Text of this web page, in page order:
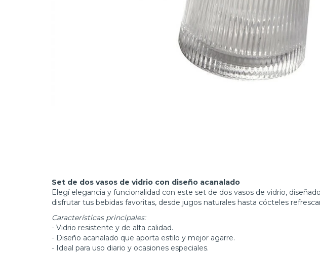
Set de dos vasos de vidrio con diseño acanalado
Elegí elegancia y funcionalidad con este set de dos vasos de vidrio,
disfrutar tus bebidas favoritas, desde jugos naturales hasta cócteles
Características principales:
- Vidrio resistente y de alta calidad.
- Diseño acanalado que aporta estilo y mejor agarre.
- Ideal para uso diario y ocasiones especiales.